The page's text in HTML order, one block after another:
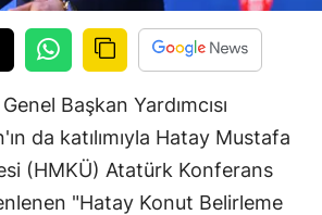
Başkan Yardımcısı
da katılımıyla Hatay Mustafa
(HMKÜ) Atatürk Konferans
"Hatay Konut Belirleme